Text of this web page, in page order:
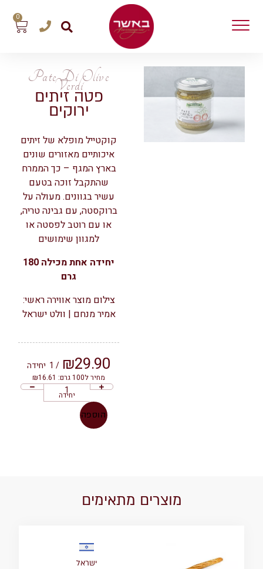
0
Pate Di Olive
Verdi
פטה זיתים
ירוקים
קוקטייל מופלא של זיתים
איכותיים מאזורים שונים
בארץ המגף – כך הממרח
שהתקבל זוכה בטעם
עשיר בגוונים. מעולה על
ברוקסטה, עם גבינה טריה,
או עם רוטב לפסטה או
למגוון שימושים
יחידה אחת מכילה 180
גרם
צילום מוצר אווירה ראשי:
אמיר מנחם | וולט ישראל
₪29.90
/ 1 יחידה
מחיר ל100 גרם: ₪16.61
יחידה
הוספה
מוצרים מתאימים
ישראל